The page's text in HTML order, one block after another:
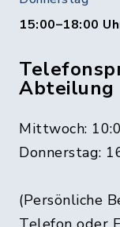
15:00–18:00
Abteilung
Mittwoch:
Donnerstag:
(Persönliche